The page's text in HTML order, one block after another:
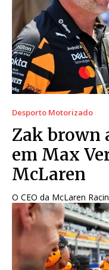
Desporto Motorizado
Zak brown
em Max
McLaren
O CEO da McLaren